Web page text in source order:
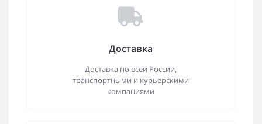
Доставка
Доставка по всей России,
транспортными и курьерскими
компаниями